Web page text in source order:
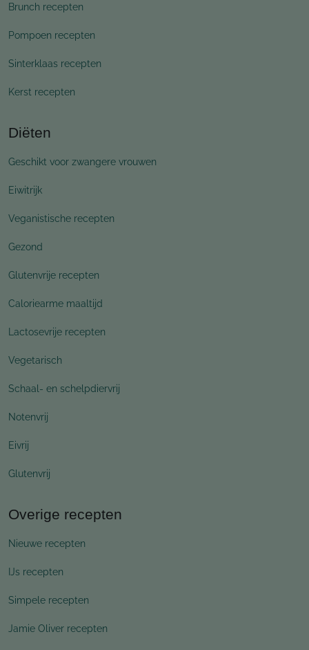
Brunch recepten
Pompoen recepten
Sinterklaas recepten
Kerst recepten
Diëten
Geschikt voor zwangere vrouwen
Eiwitrijk
Veganistische recepten
Gezond
Glutenvrije recepten
Caloriearme maaltijd
Lactosevrije recepten
Vegetarisch
Schaal- en schelpdiervrij
Notenvrij
Eivrij
Glutenvrij
Overige recepten
Nieuwe recepten
IJs recepten
Simpele recepten
Jamie Oliver recepten